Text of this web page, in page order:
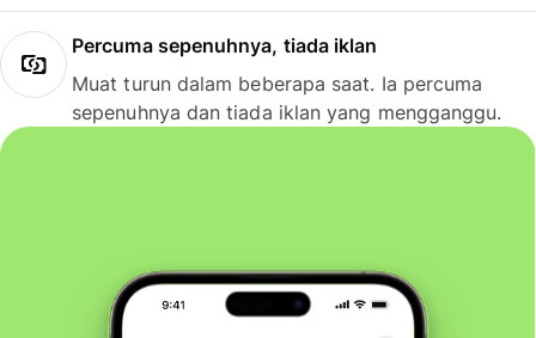
Percuma sepenuhnya, tiada iklan
Muat turun dalam beberapa saat. Ia percuma
sepenuhnya dan tiada iklan yang mengganggu.